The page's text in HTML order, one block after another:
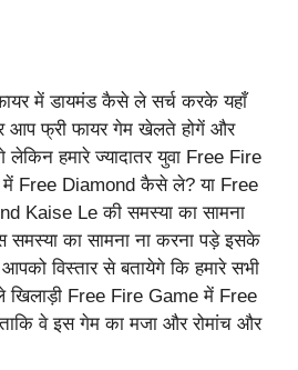
में डायमंड कैसे ले सर्च करके यहाँ
आप फ्री फायर गेम खेलते होगें और
हमारे ज्यादातर युवा Free Fire
Free Diamond कैसे ले? या Free
Kaise Le की समस्या का सामना
का सामना ना करना पड़े इसके
विस्तार से बतायेगे कि हमारे सभी
खिलाड़ी Free Fire Game में Free
वे इस गेम का मजा और रोमांच और